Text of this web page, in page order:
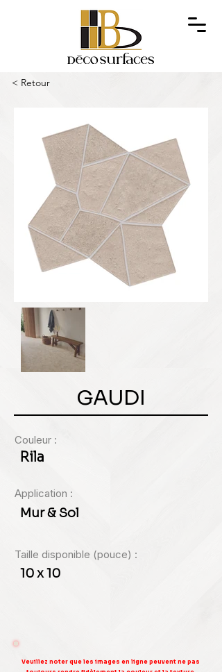
< Retour
GAUDI
Couleur :
Rila
Application :
Mur & Sol
Taille disponible (pouce) :
10 x 10
Veuillez noter que les images en ligne peuvent ne pas